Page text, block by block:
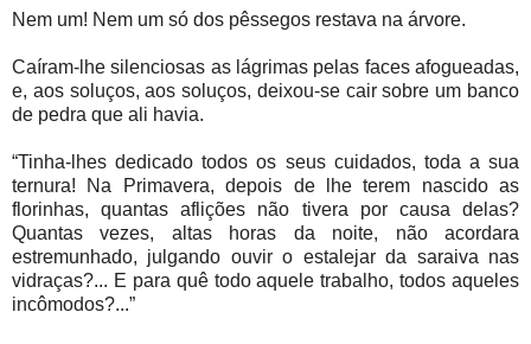
Nem um! Nem um só dos pêssegos restava na árvore.
Caíram-lhe silenciosas as lágrimas pelas faces afogueadas,
e, aos soluços, aos soluços, deixou-se cair sobre um banco
de pedra que ali havia.
“Tinha-lhes dedicado todos os seus cuidados, toda a sua
ternura! Na Primavera, depois de lhe terem nascido as
florinhas, quantas aflições não tivera por causa delas?
Quantas vezes, altas horas da noite, não acordara
estremunhado, julgando ouvir o estalejar da saraiva nas
vidraças?... E para quê todo aquele trabalho, todos aqueles
incômodos?...”